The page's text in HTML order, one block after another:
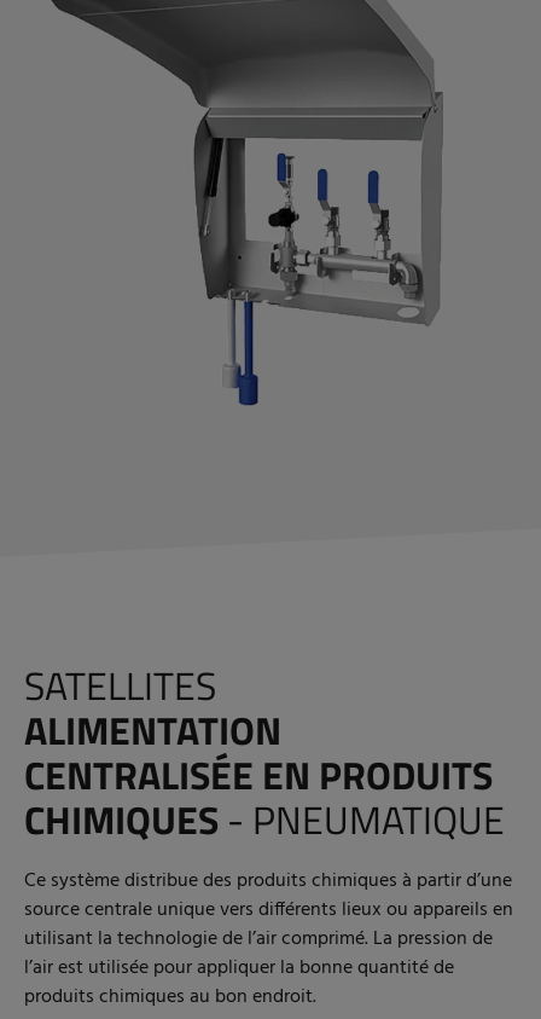
SATELLITES
ALIMENTATION
CENTRALISÉE EN PRODUITS
CHIMIQUES - PNEUMATIQUE
Ce système distribue des produits chimiques à partir d’une
source centrale unique vers différents lieux ou appareils en
utilisant la technologie de l’air comprimé. La pression de
l’air est utilisée pour appliquer la bonne quantité de
produits chimiques au bon endroit.